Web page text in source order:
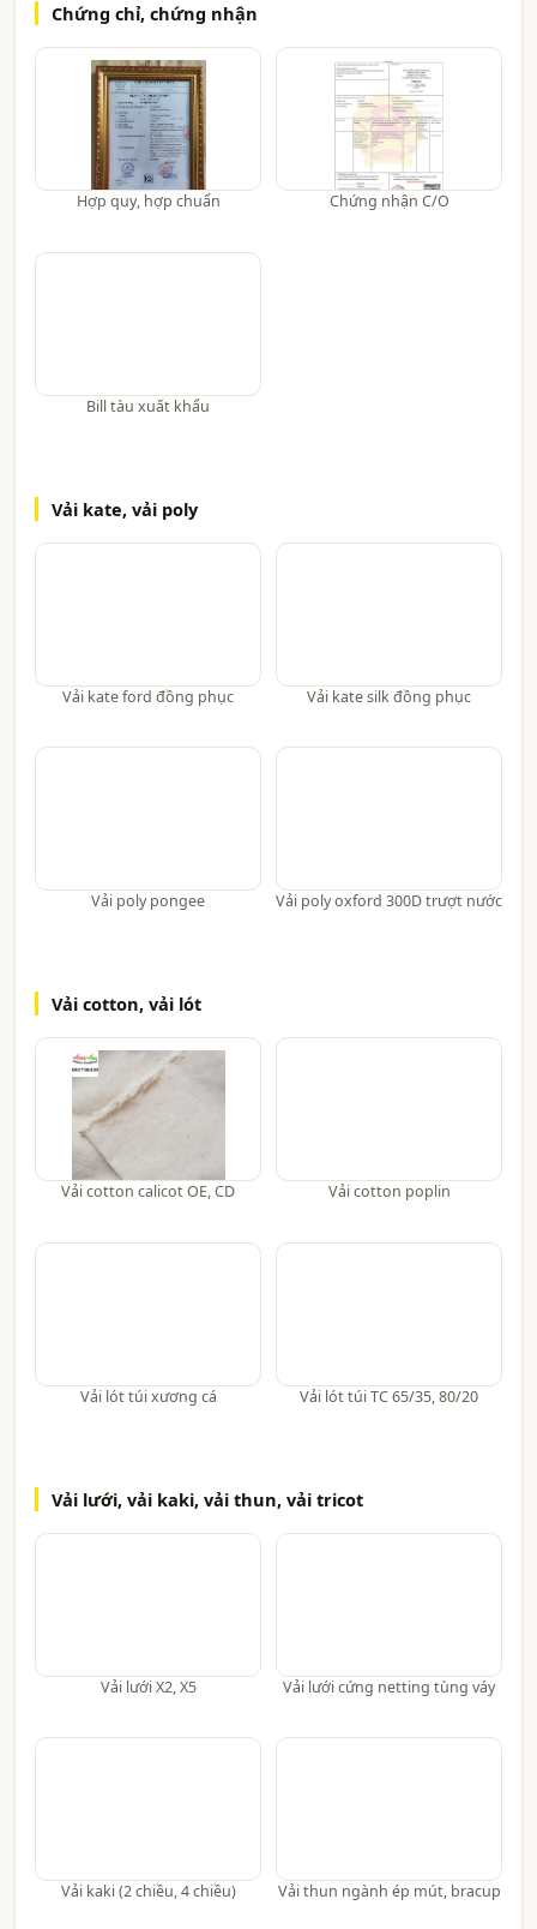
Chứng chỉ, chứng nhận
Hợp quy, hợp chuẩn Chứng nhận C/O
Bill tàu xuất khẩu
Vải kate, vải poly
Vải kate ford đồng phục Vải kate silk đồng phục
Vải poly pongee Vải poly oxford 300D trượt nước
Vải cotton, vải lót
Vải cotton calicot OE, CD Vải cotton poplin
Vải lót túi xương cá Vải lót túi TC 65/35, 80/20
Vải lưới, vải kaki, vải thun, vải tricot
Vải lưới X2, X5 Vải lưới cứng netting tùng váy
Vải kaki (2 chiều, 4 chiều) Vải thun ngành ép mút, bracup